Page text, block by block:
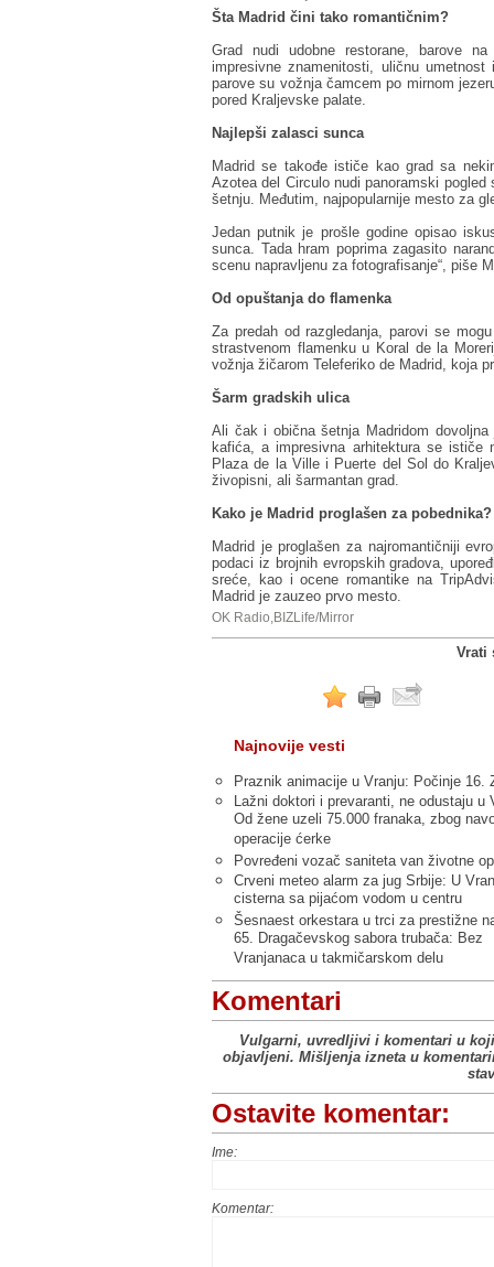
Šta Madrid čini tako romantičnim?
Grad nudi udobne restorane, barove
impresivne znamenitosti, uličnu
parove su vožnja čamcem po mirnom
pored Kraljevske palate.
Najlepši zalasci sunca
Madrid se takođe ističe kao grad sa
Azotea del Circulo nudi panoramski
šetnju. Međutim, najpopularnije mesto za
Jedan putnik je prošle godine opisao
sunca. Tada hram poprima zagasito
scenu napravljenu za fotografisanje“, piše
Od opuštanja do flamenka
Za predah od razgledanja, parovi se
strastvenom flamenku u Koral de la
vožnja žičarom Teleferiko de Madrid, koja
Šarm gradskih ulica
Ali čak i obična šetnja Madridom
kafića, a impresivna arhitektura se
Plaza de la Ville i Puerte del Sol do
živopisni, ali šarmantan grad.
Kako je Madrid proglašen za pobednika?
Madrid je proglašen za najromantičniji
podaci iz brojnih evropskih gradova,
sreće, kao i ocene romantike na
Madrid je zauzeo prvo mesto.
OK Radio,BIZLife/Mirror
Vrati
Najnovije vesti
Praznik animacije u Vranju: Počinje 16.
Lažni doktori i prevaranti, ne odustaju u
Od žene uzeli 75.000 franaka, zbog
operacije ćerke
Povređeni vozač saniteta van životne
Crveni meteo alarm za jug Srbije: U
cisterna sa pijaćom vodom u centru
Šesnaest orkestara u trci za prestižne
65. Dragačevskog sabora trubača: Bez
Vranjanaca u takmičarskom delu
Komentari
Vulgarni, uvredljivi i komentari u
objavljeni. Mišljenja izneta u
Ostavite komentar:
Ime:
Komentar: